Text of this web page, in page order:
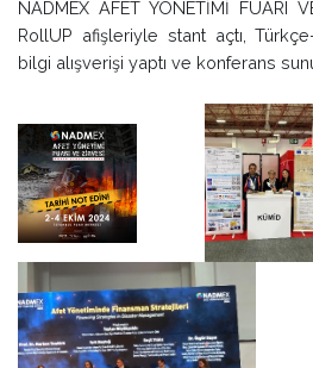
NADMEX AFET YÖNETİMİ FUARI
RollUP afişleriyle stant açtı,
bilgi alışverişi yaptı ve konferans